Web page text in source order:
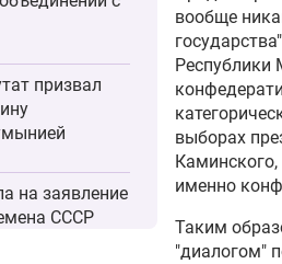
призвал
на заявление
СССР
вообще
Республики
выборах
Каминского
именно
Таким
"диалогом"